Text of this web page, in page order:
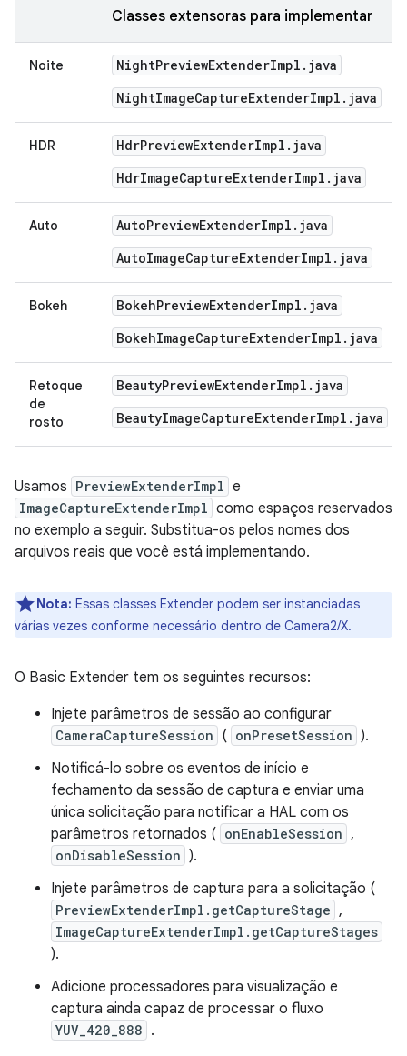
Classes extensoras para implementar
Noite NightPreviewExtenderImpl . java
NightImageCaptureExtenderImpl.java
HDR HdrPreviewExtenderImpl . java
HdrImageCaptureExtenderImpl.java
Auto AutoPreviewExtenderImpl . java
AutoImageCaptureExtenderImpl.java
Bokeh BokehPreviewExtenderImpl . java
BokehImageCaptureExtenderImpl.java
Retoque
de
rosto
BeautyPreviewExtenderImpl . java
BeautyImageCaptureExtenderImpl.java
Usamos PreviewExtenderImpl e
ImageCaptureExtenderImpl como espaços reservados
no exemplo a seguir. Substitua-os pelos nomes dos
arquivos reais que você está implementando.
Nota: Essas classes Extender podem ser instanciadas
várias vezes conforme necessário dentro de Camera2/X.
O Basic Extender tem os seguintes recursos:
Injete parâmetros de sessão ao configurar
CameraCaptureSession ( onPresetSession ).
Notificá-lo sobre os eventos de início e
fechamento da sessão de captura e enviar uma
única solicitação para notificar a HAL com os
parâmetros retornados ( onEnableSession ,
onDisableSession ).
Injete parâmetros de captura para a solicitação (
PreviewExtenderImpl.getCaptureStage ,
ImageCaptureExtenderImpl.getCaptureStages
).
Adicione processadores para visualização e
captura ainda capaz de processar o fluxo
YUV_420_888 .